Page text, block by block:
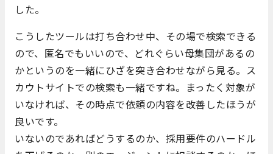
した。
こうしたツールは打ち合わせ中、その場で検索できる
ので、匿名でもいいので、どれぐらい母集団があるの
かというのを一緒にひざを突き合わせながら見る。ス
カウトサイトでの検索も一緒ですね。まったく対象が
いなければ、その時点で依頼の内容を改善したほうが
良いです。
いないのであればどうするのか、採用要件のハードル